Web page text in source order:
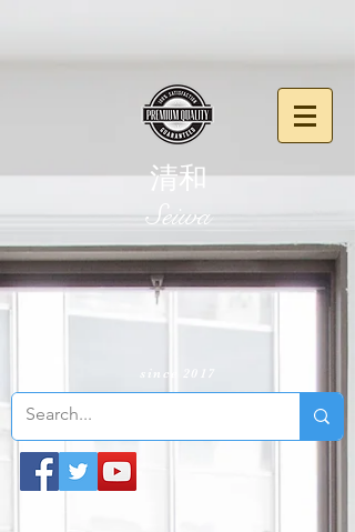
清和
​Seiwa
since 2017